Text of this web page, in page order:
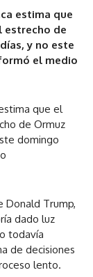
estima que
estrecho de
y no este
el medio
que el
de Ormuz
domingo
Donald Trump,
dado luz
todavía
de decisiones
lento.